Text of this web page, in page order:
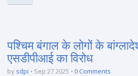
पश्चिम बंगाल के लोगों के
एसडीपीआई का विरोध
by sdpi Sep 27 2025 0 Comments